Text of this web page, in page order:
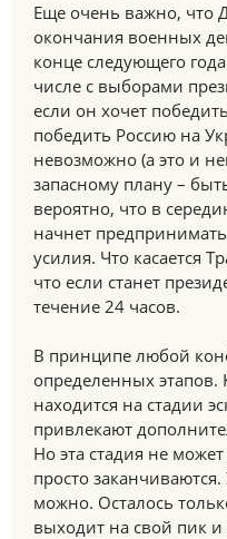
Еще очень важно, что
окончания военных
конце следующего
числе с выборами
если он хочет
победить Россию на
невозможно (а это и
запасному плану –
вероятно, что в
начнет
усилия. Что касается
что если станет
течение 24 часов.
В принципе любой
определенных этапов.
находится на стадии
привлекают
Но эта стадия не
просто
можно. Осталось
выходит на свой пик